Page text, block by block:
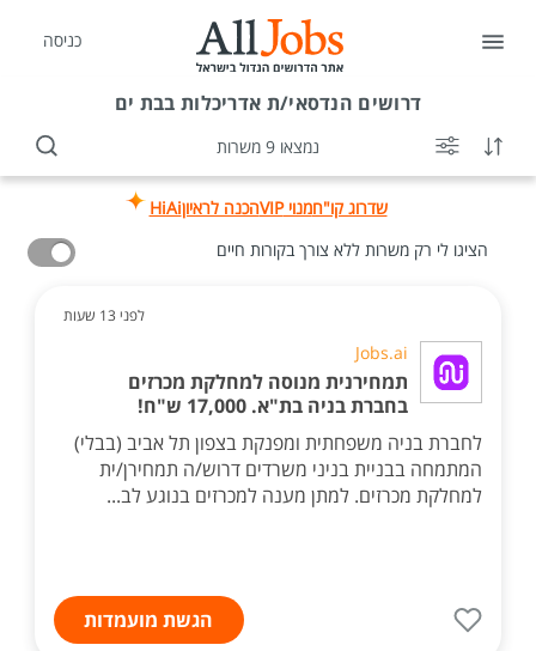
כניסה
דרושים הנדסאי/ת אדריכלות בבת ים
נמצאו 9 משרות
שדרוג קו"חמנוי VIP הכנה לראיוןHiAi
הציגו לי רק משרות ללא צורך בקורות חיים
לפני 13 שעות
Jobs.ai
תמחירנית מנוסה למחלקת מכרזים
בחברת בניה בת"א. 17,000 ש"ח!
לחברת בניה משפחתית ומפנקת בצפון תל אביב (בבלי)
המתמחה בבניית בניני משרדים דרוש/ה תמחירן/ית
למחלקת מכרזים. למתן מענה למכרזים בנוגע לב...
הגשת מועמדות